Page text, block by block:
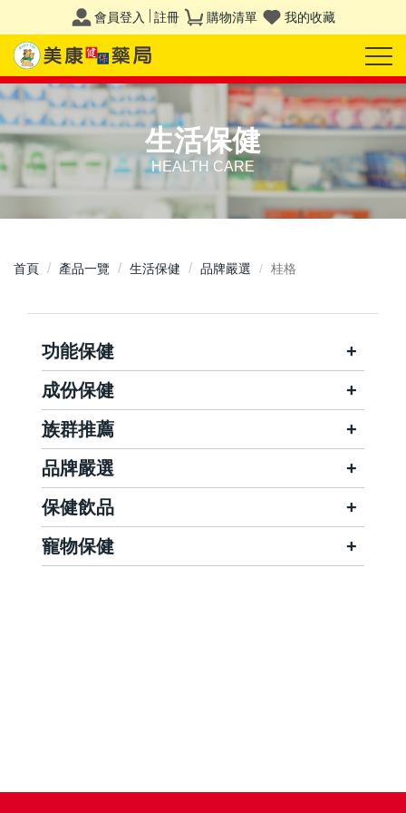
會員登入 註冊 購物清單 我的收藏
生活保健
HEALTH CARE
首頁 產品一覽 生活保健 品牌嚴選 桂格
功能保健
成份保健
族群推薦
品牌嚴選
保健飲品
寵物保健